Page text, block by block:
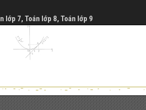
lớp 7, Toán lớp 8, Toán lớp 9